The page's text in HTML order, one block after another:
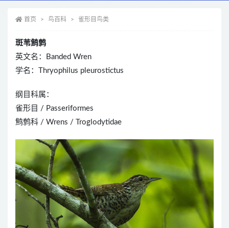
首页 鸟百科 雀形目鸟类
斑苇鹪鹩
英文名：Banded Wren
学名：Thryophilus pleurostictus
纲目科属：
雀形目 / Passeriformes
鹪鹩科 / Wrens / Troglodytidae